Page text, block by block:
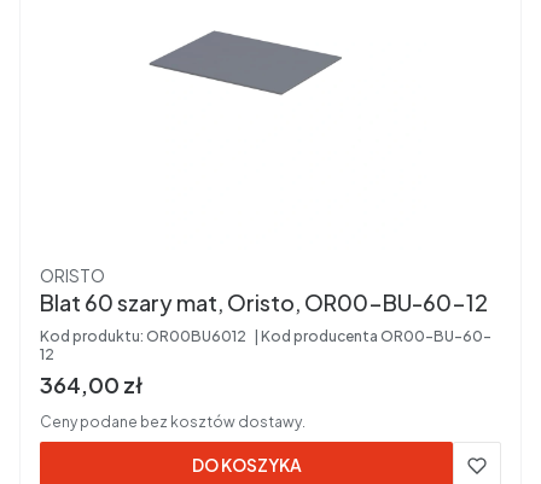
Producent
ORISTO
Blat 60 szary mat, Oristo, OR00-BU-60-12
Kod produktu: OR00BU6012 Kod producenta OR00-BU-60-
12
Cena brutto
364,00 zł
Ceny podane bez kosztów dostawy.
DO KOSZYKA